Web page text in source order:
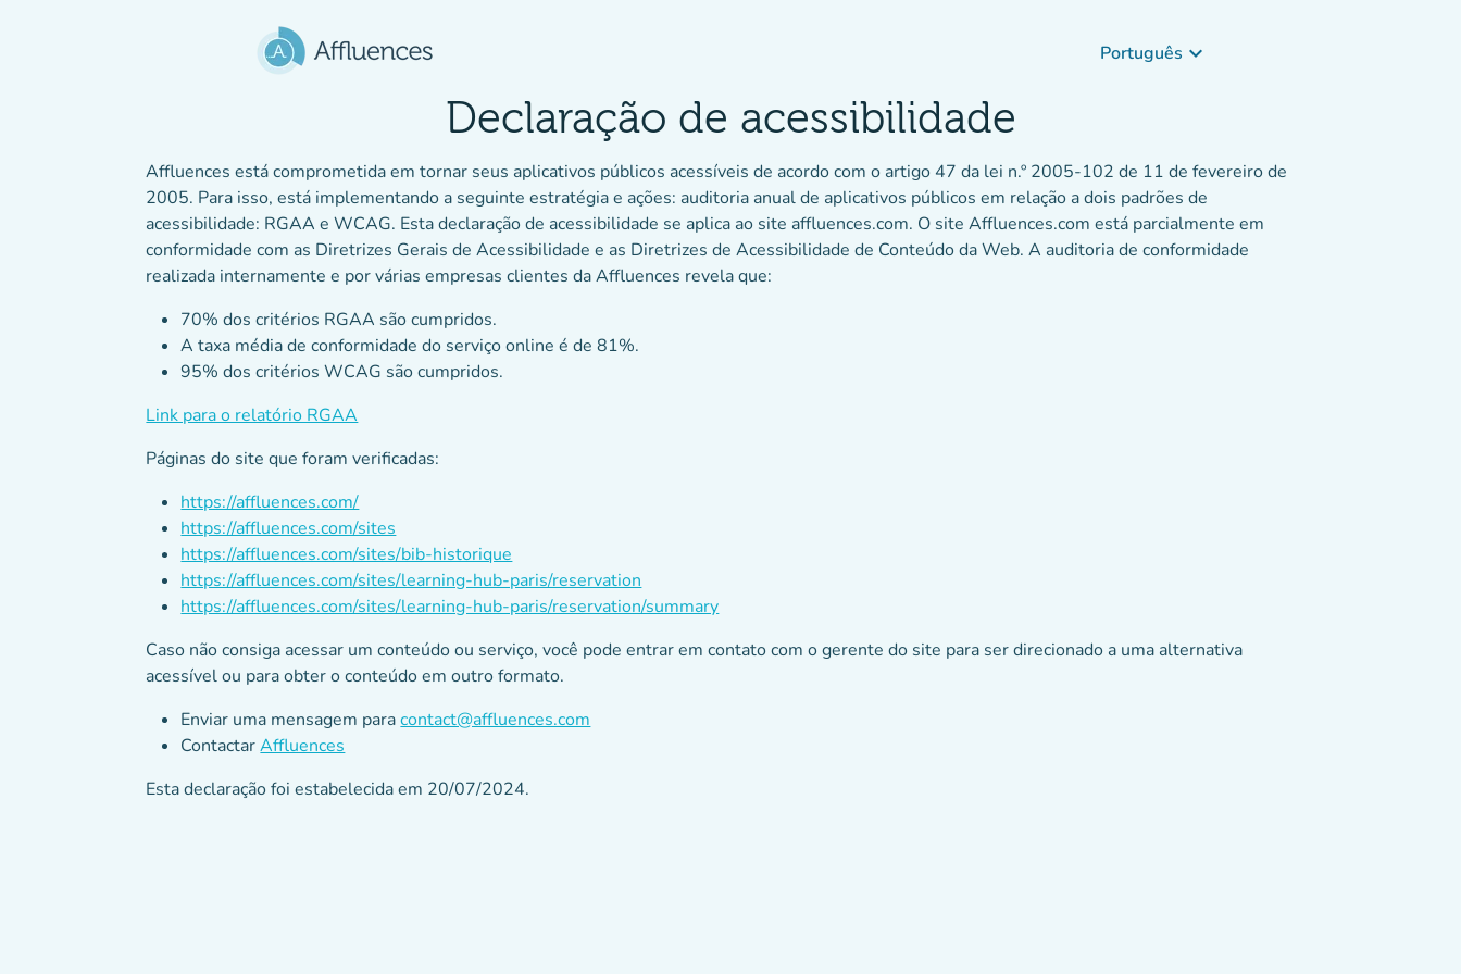
Português keyboard_arrow_down
Declaração de acessibilidade
Affluences está comprometida em tornar seus aplicativos públicos acessíveis de acordo com o artigo 47 da lei n.º 2005-102 de 11 de fevereiro de
2005. Para isso, está implementando a seguinte estratégia e ações: auditoria anual de aplicativos públicos em relação a dois padrões de
acessibilidade: RGAA e WCAG. Esta declaração de acessibilidade se aplica ao site affluences.com. O site Affluences.com está parcialmente em
conformidade com as Diretrizes Gerais de Acessibilidade e as Diretrizes de Acessibilidade de Conteúdo da Web. A auditoria de conformidade
realizada internamente e por várias empresas clientes da Affluences revela que:
70% dos critérios RGAA são cumpridos.
A taxa média de conformidade do serviço online é de 81%.
95% dos critérios WCAG são cumpridos.
Link para o relatório RGAA
Páginas do site que foram verificadas:
https://affluences.com/
https://affluences.com/sites
https://affluences.com/sites/bib-historique
https://affluences.com/sites/learning-hub-paris/reservation
https://affluences.com/sites/learning-hub-paris/reservation/summary
Caso não consiga acessar um conteúdo ou serviço, você pode entrar em contato com o gerente do site para ser direcionado a uma alternativa
acessível ou para obter o conteúdo em outro formato.
Enviar uma mensagem para contact@affluences.com
Contactar Affluences
Esta declaração foi estabelecida em 20/07/2024.